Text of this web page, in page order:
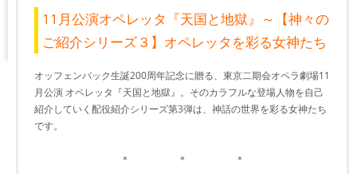
11月公演オペレッタ『天国と地獄』～【神々の
ご紹介シリーズ３】オペレッタを彩る女神たち
オッフェンバック生誕200周年記念に贈る、東京二期会オペラ劇場11
月公演 オペレッタ『天国と地獄』。そのカラフルな登場人物を自己
紹介していく配役紹介シリーズ第3弾は、神話の世界を彩る女神たち
です。
＊ ＊ ＊